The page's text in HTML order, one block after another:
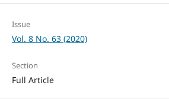
Issue
Vol. 8 No. 63 (2020)
Section
Full Article